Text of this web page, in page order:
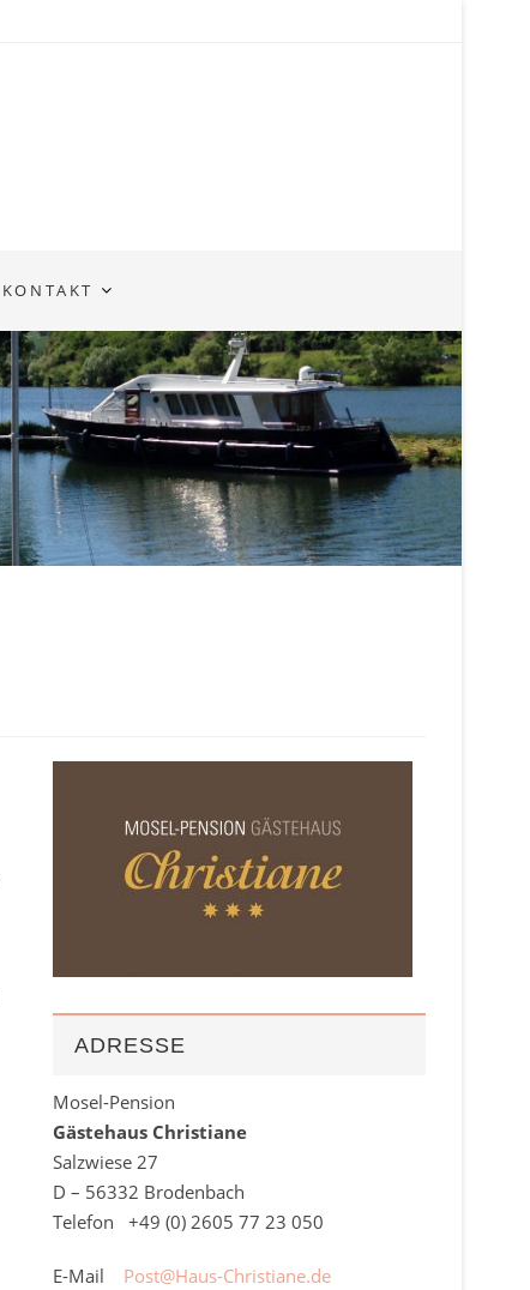
KONTAKT
ADRESSE
Mosel-Pension
Gästehaus Christiane
Salzwiese 27
D – 56332 Brodenbach
Telefon +49 (0) 2605 77 23 050
E-Mail Post@Haus-Christiane.de